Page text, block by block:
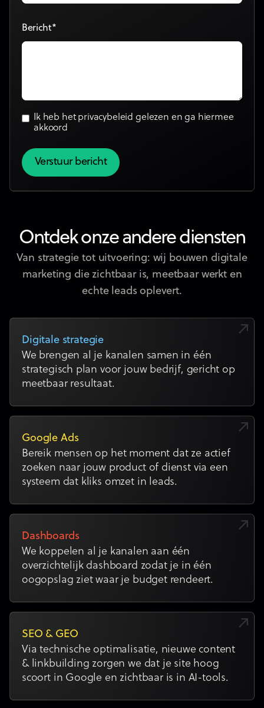
Bericht*
Ik heb het privacybeleid gelezen en ga hiermee
akkoord
Ontdek onze andere diensten
Van strategie tot uitvoering: wij bouwen digitale
marketing die zichtbaar is, meetbaar werkt en
echte leads oplevert.
Digitale strategie
We brengen al je kanalen samen in één
strategisch plan voor jouw bedrijf, gericht op
meetbaar resultaat.
Google Ads
Bereik mensen op het moment dat ze actief
zoeken naar jouw product of dienst via een
systeem dat kliks omzet in leads.
Dashboards
We koppelen al je kanalen aan één
overzichtelijk dashboard zodat je in één
oogopslag ziet waar je budget rendeert.
SEO & GEO
Via technische optimalisatie, nieuwe content
& linkbuilding zorgen we dat je site hoog
scoort in Google en zichtbaar is in AI-tools.